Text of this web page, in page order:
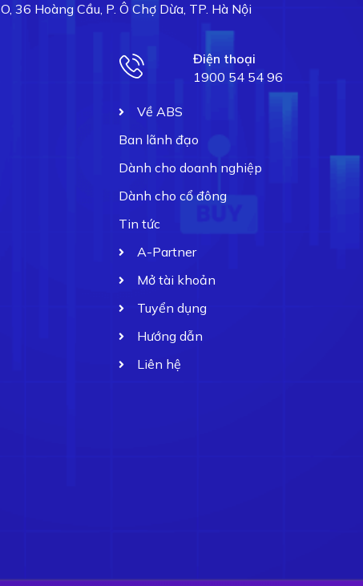
36 Hoàng Cầu, P. Ô Chợ Dừa, TP. Hà Nội
Điện thoại
1900 54 54 96
Về ABS
Ban lãnh đạo
Dành cho doanh nghiệp
Dành cho cổ đông
Tin tức
A-Partner
Mở tài khoản
Tuyển dụng
Hướng dẫn
Liên hệ